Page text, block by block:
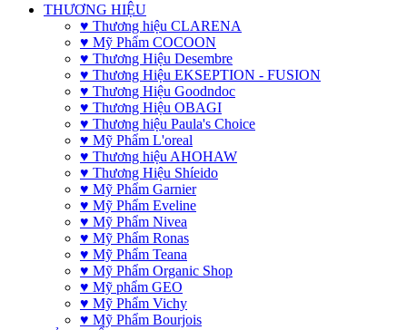
THƯƠNG HIỆU
♥ Thương hiệu CLARENA
♥ Mỹ Phẩm COCOON
♥ Thương Hiệu Desembre
♥ Thương Hiệu EKSEPTION - FUSION
♥ Thương Hiệu Goodndoc
♥ Thương Hiệu OBAGI
♥ Thương hiệu Paula's Choice
♥ Mỹ Phẩm L'oreal
♥ Thương hiệu AHOHAW
♥ Thương Hiệu Shíeido
♥ Mỹ Phẩm Garnier
♥ Mỹ Phẩm Eveline
♥ Mỹ Phẩm Nivea
♥ Mỹ Phẩm Ronas
♥ Mỹ Phẩm Teana
♥ Mỹ Phẩm Organic Shop
♥ Mỹ phẩm GEO
♥ Mỹ Phẩm Vichy
♥ Mỹ Phẩm Bourjois